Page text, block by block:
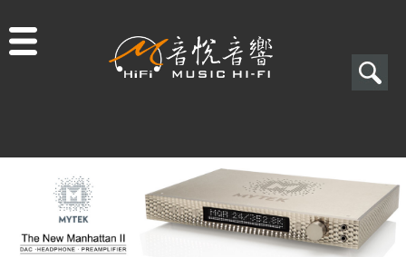
搜
表
單
搜
尋
商品一覽
二手專區